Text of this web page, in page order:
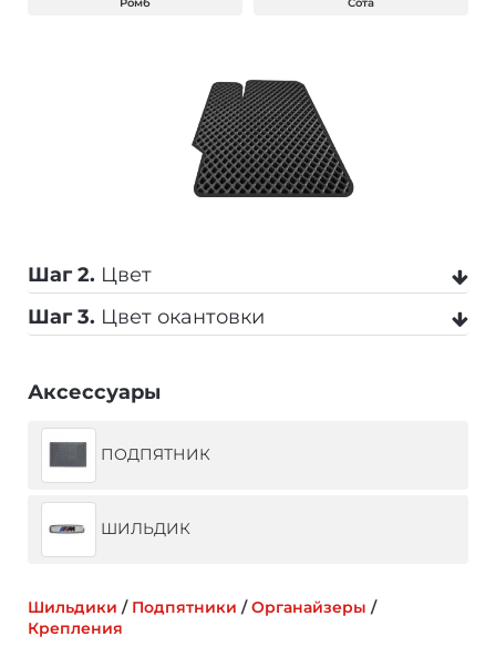
Шаг 2. Цвет
Коричневый Темно-синий
Фиолетовый
Шаг 3. Цвет окантовки
Бежевый
Аксессуары
ПОДПЯТНИК
ШИЛЬДИК
Шильдики / Подпятники /Органайзеры /
Крепления